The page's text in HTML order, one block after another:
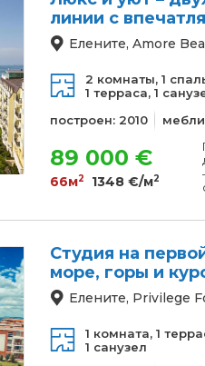
линии с
Елените, Amore
2 комнаты, 1
1 терраса, 1
построен: 2010
89 000 €
66м2 1348 €/м2
Студия на
море, горы и
Елените, Privilege
1 комната, 1
1 санузел